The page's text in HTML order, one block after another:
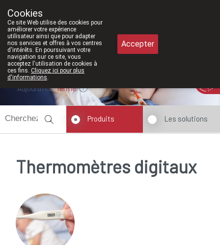
Aujourd'hui fermé
Produits Les solutions
Thermomètres digitaux
Cookies
Ce site Web utilise des cookies pour
améliorer votre expérience
utilisateur ainsi que pour adapter
nos services et offres à vos centres
d'intérêts. En poursuivant votre
navigation sur ce site, vous
acceptez l'utilisation de cookies à
ces fins. Cliquez ici pour plus
d'informations.
Accepter